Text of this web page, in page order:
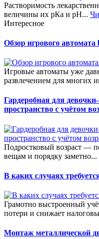
Растворимость
величины их рКа и pH...
Интересное
Обзор игрового автомата
Игровые автоматы уже
развлечением для многих
Гардеробная для
пространство с учётом
Подростковый возраст —
вещам и порядку заметно...
В каких случаях
Грамотно выстроенный
потери и снижает
Монтаж металлической